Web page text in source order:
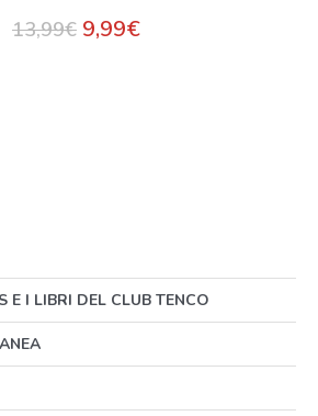
13,99€ 9,99€
E I LIBRI DEL CLUB TENCO